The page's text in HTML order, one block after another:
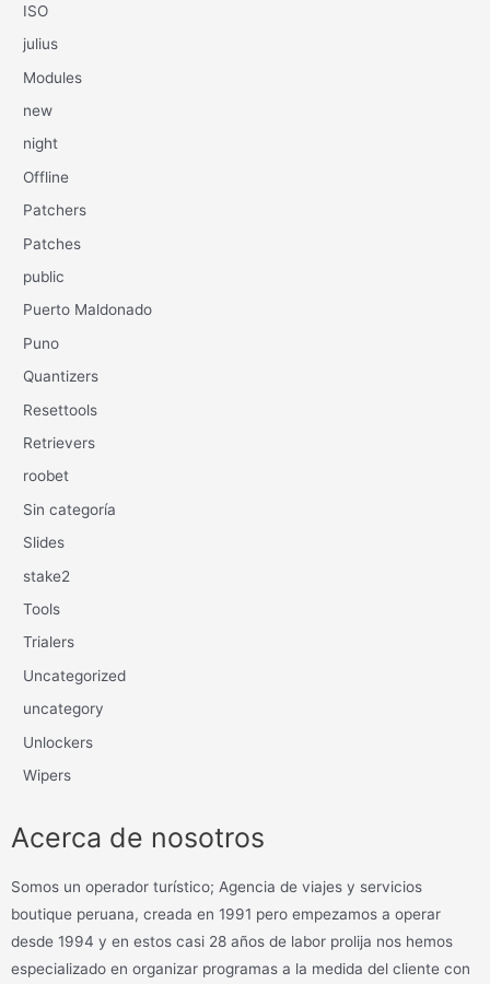
ISO
julius
Modules
new
night
Offline
Patchers
Patches
public
Puerto Maldonado
Puno
Quantizers
Resettools
Retrievers
roobet
Sin categoría
Slides
stake2
Tools
Trialers
Uncategorized
uncategory
Unlockers
Wipers
Acerca de nosotros
Somos un operador turístico; Agencia de viajes y servicios
boutique peruana, creada en 1991 pero empezamos a operar
desde 1994 y en estos casi 28 años de labor prolija nos hemos
especializado en organizar programas a la medida del cliente con